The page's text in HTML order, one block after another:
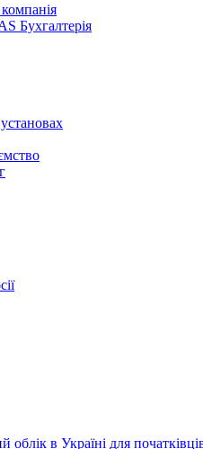
Бухгалтерія
облік в Україні для